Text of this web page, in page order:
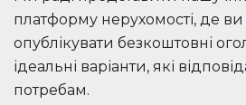
платформу нерухомості, де
опублікувати безкоштовні
ідеальні варіанти, які
потребам.